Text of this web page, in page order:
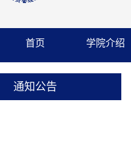
首页 学院介绍
通知公告